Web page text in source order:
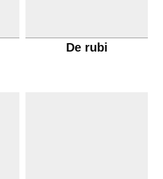
De rubi